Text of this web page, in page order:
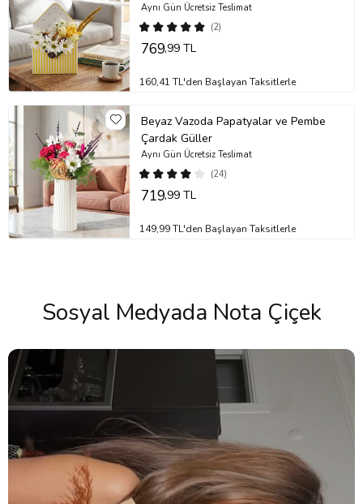
(2)
Aynı Gün Ücretsiz Teslimat
769,99 TL
160,41 TL'den Başlayan Taksitlerle
Beyaz Vazoda Papatyalar ve Pembe
Çardak Güller
(24)
Aynı Gün Ücretsiz Teslimat
719,99 TL
149,99 TL'den Başlayan Taksitlerle
Sosyal Medyada Nota Çiçek